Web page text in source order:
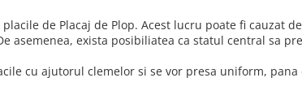
de Placaj de Plop. Acest lucru poate fi cauzat de
asemenea, exista posibiliatea ca statul central sa
cu ajutorul clemelor si se vor presa uniform, pana